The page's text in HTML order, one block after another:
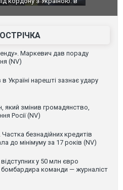
ВІДЕО
Маркевич дав пораду
(NV)
Україні нарешті зазнає удару
який змінив громадянство,
Росії (NV)
безнадійних кредитів
до мінімуму за 17 років (NV)
у 50 млн євро
бомбардира команди — журналіст